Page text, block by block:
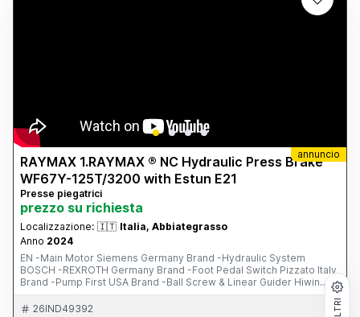
annuncio
RAYMAX 1.RAYMAX ® NC Hydraulic Press Brake
WF67Y-125T/3200 with Estun E21
Presse piegatrici
prezzo su richiesta
Localizzazione: 🇮🇹 Italia, Abbiategrasso
Anno 2024
EN -Main Motor Siemens Germany Brand -Hydraulic System
BOSCH -REXROTH Germany Brand -Foot Pedal Switch Pizzato Italy
Brand -Pump First USA Brand -Ball Screw & Linear Guider Hiwin
Chinese Brand -Electrical System Schneider France Brand -PLC,
Inverter and Safety Relay -One Set of Standard Punch & Die -------
26IND49392 FILTRI